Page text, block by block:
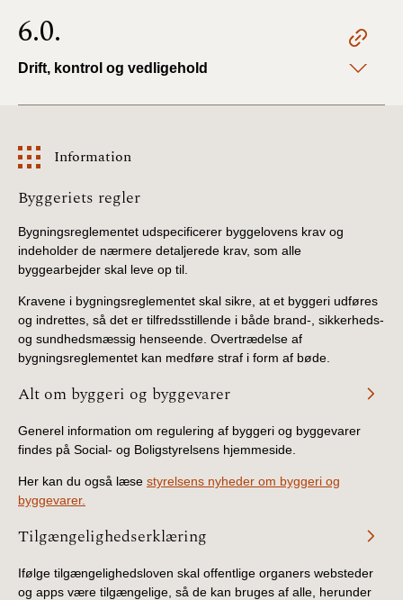
6.0.
Drift, kontrol og vedligehold
Information
Information
Byggeriets regler
Bygningsreglementet udspecificerer byggelovens krav og
indeholder de nærmere detaljerede krav, som alle
byggearbejder skal leve op til.
Kravene i bygningsreglementet skal sikre, at et byggeri udføres
og indrettes, så det er tilfredsstillende i både brand-, sikkerheds-
og sundhedsmæssig henseende. Overtrædelse af
bygningsreglementet kan medføre straf i form af bøde.
Alt om byggeri og byggevarer
Generel information om regulering af byggeri og byggevarer
findes på Social- og Boligstyrelsens hjemmeside.
Her kan du også læse styrelsens nyheder om byggeri og
byggevarer.
Tilgængelighedserklæring
Ifølge tilgængelighedsloven skal offentlige organers websteder
og apps være tilgængelige, så de kan bruges af alle, herunder